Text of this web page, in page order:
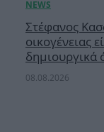
Στέφανος
οικογένειας
δημιουργικά
08.08.2026